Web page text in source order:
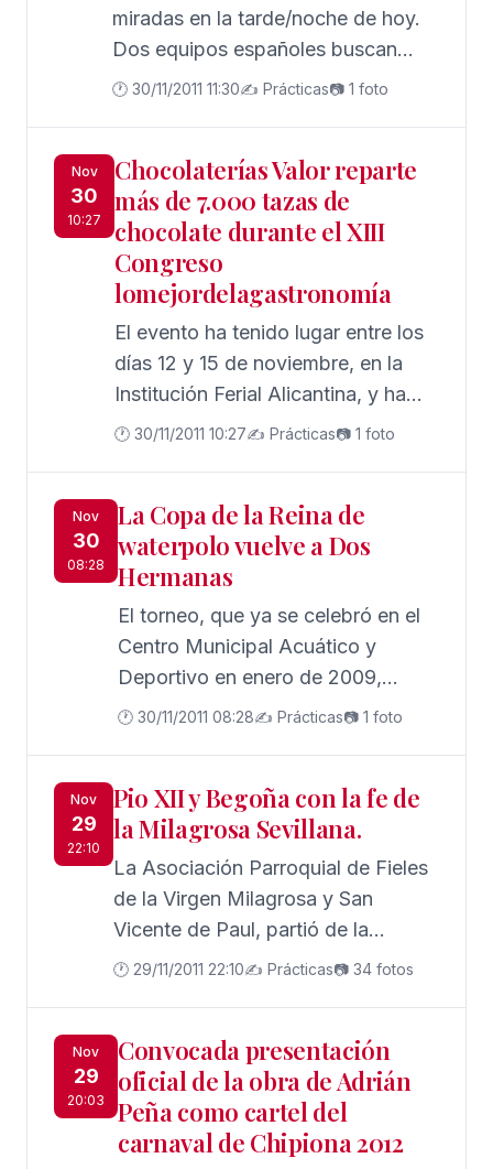
miradas en la tarde/noche de hoy.
Dos equipos españoles buscan
hacerse un nombre en esta
mientras que el Ahtletic Bilbao, que
juega mañana, tiene como objetivo
asegurar la primera plaza del grupo.
🕐 30/11/2011 11:30✍️ Prácticas📷 1 foto
Nov
30
10:27
Chocolaterías Valor reparte
más de 7.000 tazas de
chocolate durante el XIII
Congreso
lomejordelagastronomía
El evento ha tenido lugar entre los
días 12 y 15 de noviembre, en la
Institución Ferial Alicantina, y ha
recibido la visita de 115.000
producto estrella de las
chocolaterías: el exquisito
chocolate a la taza.
🕐 30/11/2011 10:27✍️ Prácticas📷 1 foto
Nov
30
08:28
La Copa de la Reina de
waterpolo vuelve a Dos
Hermanas
El torneo, que ya se celebró en el
Centro Municipal Acuático y
Deportivo en enero de 2009,
disputará su decimosexta edición
"Es una satisfacción y un orgullo".
🕐 30/11/2011 08:28✍️ Prácticas📷 1 foto
Nov
29
22:10
Pio XII y Begoña con la fe de
la Milagrosa Sevillana.
La Asociación Parroquial de Fieles
de la Virgen Milagrosa y San
Vicente de Paul, partió de la
Parroquia de Ntra. Sra. de las
feligresía del barrio de Begoña, de
la ciudad de Sevilla.
🕐 29/11/2011 22:10✍️ Prácticas📷 34 fotos
Nov
29
20:03
Convocada presentación
oficial de la obra de Adrián
Peña como cartel del
carnaval de Chipiona 2012